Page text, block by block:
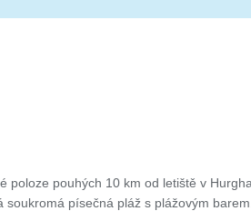
poloze pouhých 10 km od letiště v
soukromá písečná pláž s plážovým